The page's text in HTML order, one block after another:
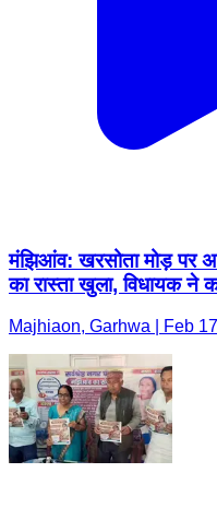
मंझिआंव: खरसोता मोड़ पर
का रास्ता खुला, विधायक ने
Majhiaon, Garhwa | Feb